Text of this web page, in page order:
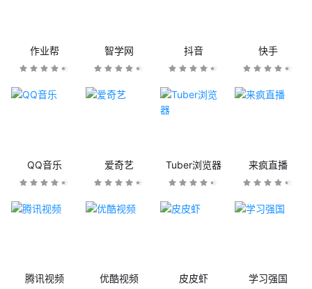
作业帮 智学网 抖音 快手
QQ音乐 爱奇艺 Tuber浏览器 来疯直播
腾讯视频 优酷视频 皮皮虾 学习强国